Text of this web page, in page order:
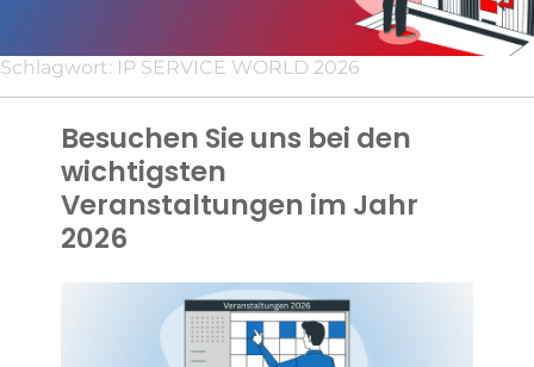
Schlagwort: IP SERVICE WORLD 2026
Besuchen Sie uns bei den
wichtigsten
Veranstaltungen im Jahr
2026